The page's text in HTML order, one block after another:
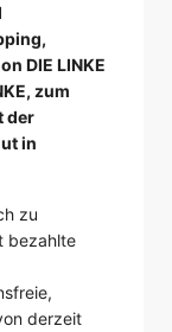
DIE LINKE
zum
der
in
zu
bezahlte
derzeit